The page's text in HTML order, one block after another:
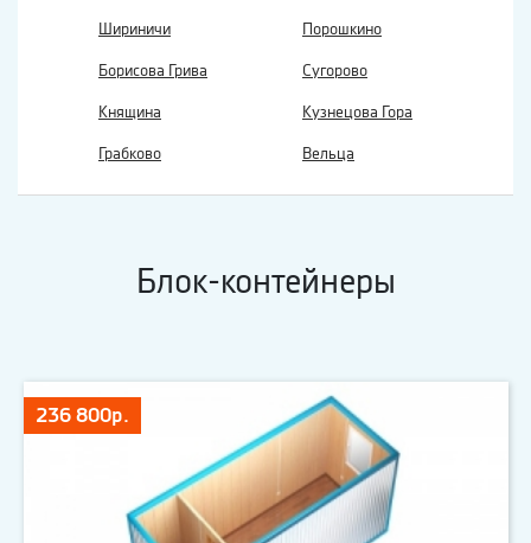
Шириничи Порошкино
Борисова Грива Сугорово
Княщина Кузнецова Гора
Грабково Вельца
Блок-контейнеры
236 800р.